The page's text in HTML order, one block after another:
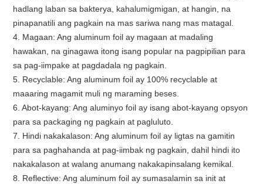
hadlang laban sa bakterya, kahalumigmigan, at hangin, na
pinapanatili ang pagkain na mas sariwa nang mas matagal.
4. Magaan: Ang aluminum foil ay magaan at madaling
hawakan, na ginagawa itong isang popular na pagpipilian para
sa pag-iimpake at pagdadala ng pagkain.
5. Recyclable: Ang aluminum foil ay 100% recyclable at
maaaring magamit muli ng maraming beses.
6. Abot-kayang: Ang aluminyo foil ay isang abot-kayang opsyon
para sa packaging ng pagkain at pagluluto.
7. Hindi nakakalason: Ang aluminum foil ay ligtas na gamitin
para sa paghahanda at pag-iimbak ng pagkain, dahil hindi ito
nakakalason at walang anumang nakakapinsalang kemikal.
8. Reflective: Ang aluminum foil ay sumasalamin sa init at